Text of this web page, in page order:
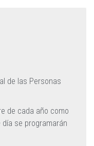
de las Personas
de cada año como
día se programarán